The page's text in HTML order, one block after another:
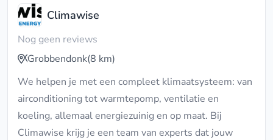
Climawise
Nog geen reviews
Grobbendonk(8 km)
We helpen je met een compleet klimaatsysteem: van
airconditioning tot warmtepomp, ventilatie en
koeling, allemaal energiezuinig en op maat. Bij
Climawise krijg je een team van experts dat jouw